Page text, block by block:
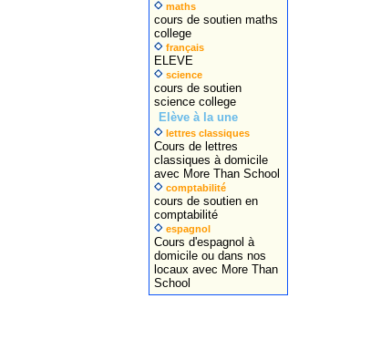
maths
cours de soutien maths
college
français
ELEVE
science
cours de soutien
science college
Elève à la une
lettres classiques
Cours de lettres
classiques à domicile
avec More Than School
comptabilité
cours de soutien en
comptabilité
espagnol
Cours d'espagnol à
domicile ou dans nos
locaux avec More Than
School